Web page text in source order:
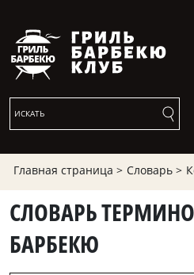
Главная страница > Словарь >
СЛОВАРЬ
БАРБЕКЮ